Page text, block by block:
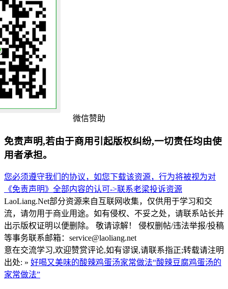
微信赞助
免责声明,若由于商用引起版权纠纷,一切责任均由使
用者承担。
您必须遵守我们的协议，如您下载该资源，行为将被视为对
《免责声明》全部内容的认可->联系老梁投诉资源
LaoLiang.Net部分资源来自互联网收集，仅供用于学习和交
流，请勿用于商业用途。如有侵权、不妥之处，请联系站长并
出示版权证明以便删除。 敬请谅解！ 侵权删帖/违法举报/投稿
等事务联系邮箱：service@laoliang.net
意在交流学习,欢迎赞赏评论,如有谬误,请联系指正;转载请注明
出处: » 好喝又美味的酸辣鸡蛋汤家常做法“酸辣豆腐鸡蛋汤的
家常做法”